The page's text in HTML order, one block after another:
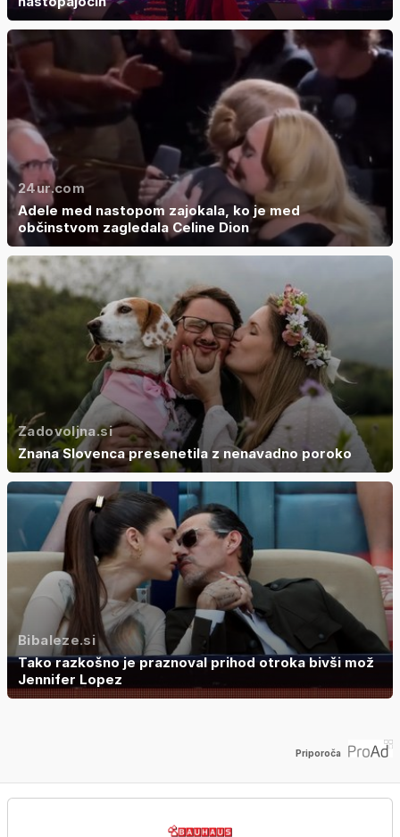
24ur.com
Adele med nastopom zajokala, ko je med
občinstvom zagledala Celine Dion
Zadovoljna.si
Znana Slovenca presenetila z nenavadno poroko
Bibaleze.si
Tako razkošno je praznoval prihod otroka bivši mož
Jennifer Lopez
Priporoča